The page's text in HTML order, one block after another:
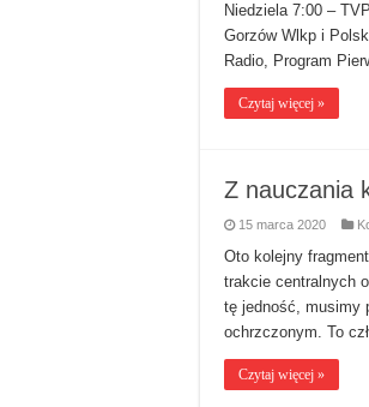
Niedziela 7:00 –
Gorzów Wlkp i
Radio, Program
Czytaj więcej »
Z nauczania
15 marca 2020
Oto kolejny
trakcie centralnych
tę jedność, musimy
ochrzczonym. To
Czytaj więcej »